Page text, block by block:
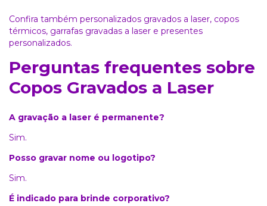
Confira também personalizados gravados a laser, copos
térmicos, garrafas gravadas a laser e presentes
personalizados.
Perguntas frequentes sobre
Copos Gravados a Laser
A gravação a laser é permanente?
Sim.
Posso gravar nome ou logotipo?
Sim.
É indicado para brinde corporativo?